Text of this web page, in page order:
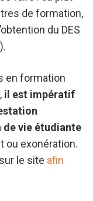
de formation,
du DES
en formation
il est impératif
de vie étudiante
ou exonération.
le site afin